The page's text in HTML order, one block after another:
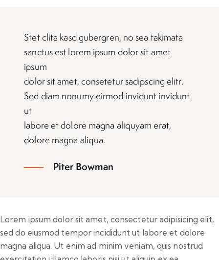
Stet clita kasd gubergren, no sea takimata
sanctus est lorem ipsum dolor sit amet
ipsum
dolor sit amet, consetetur sadipscing elitr.
Sed diam nonumy eirmod invidunt invidunt
ut
labore et dolore magna aliquyam erat,
dolore magna aliqua.
Piter Bowman
Lorem ipsum dolor sit amet, consectetur adipisicing elit,
sed do eiusmod tempor incididunt ut labore et dolore
magna aliqua. Ut enim ad minim veniam, quis nostrud